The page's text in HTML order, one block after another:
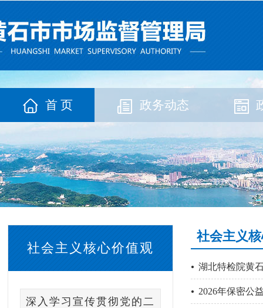
首 页 政务动态
社会主义核心价值观
深入学习宣传贯彻党的二
社会主义
湖北特检院黄
2026年保密公